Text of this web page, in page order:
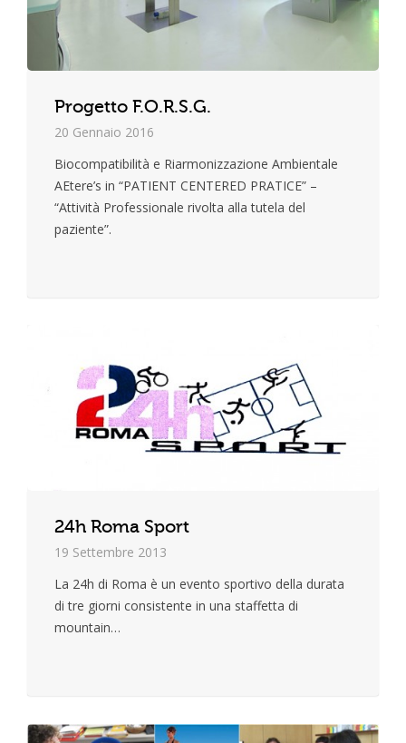
Progetto F.O.R.S.G.
20 Gennaio 2016
Biocompatibilità e Riarmonizzazione Ambientale
AEtere’s in “PATIENT CENTERED PRATICE” –
“Attività Professionale rivolta alla tutela del
paziente”.
24h Roma Sport
19 Settembre 2013
La 24h di Roma è un evento sportivo della durata
di tre giorni consistente in una staffetta di
mountain…